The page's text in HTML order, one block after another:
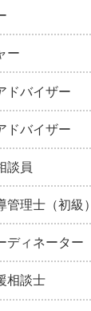
ー
ドバイザー
ドバイザー
談員
理士（初級）
ディネーター
相談士